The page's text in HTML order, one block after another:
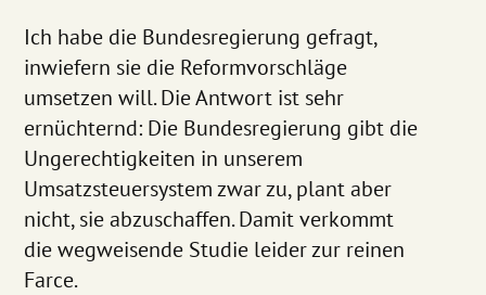
Ich habe die Bundesregierung gefragt,
inwiefern sie die Reformvorschläge
umsetzen will. Die Antwort ist sehr
ernüchternd: Die Bundesregierung gibt die
Ungerechtigkeiten in unserem
Umsatzsteuersystem zwar zu, plant aber
nicht, sie abzuschaffen. Damit verkommt
die wegweisende Studie leider zur reinen
Farce.